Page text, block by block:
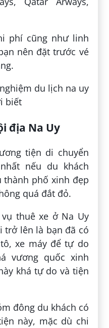
phí cũng như linh
nên đặt trước vé
địa Na Uy
tiện di chuyển
nếu du khách
thành phố xinh đẹp
quá đắt đỏ.
thuê xe ở Na Uy
trở lên là bạn đã có
xe máy để tự do
vương quốc xinh
khá tự do và tiện
đông du khách có
này, mặc dù chi